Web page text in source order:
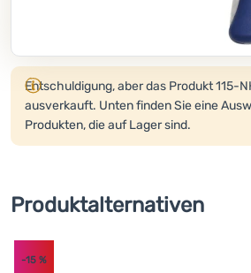
Klettern
Ultraleichte
Ausrüstung
Sport
Club
Produkt wird nicht mehr
Entschuldigung, aber das Produkt 115-
ausverkauft. Unten finden Sie eine
Produkten, die auf Lager sind.
Produktalternativen
-15 %